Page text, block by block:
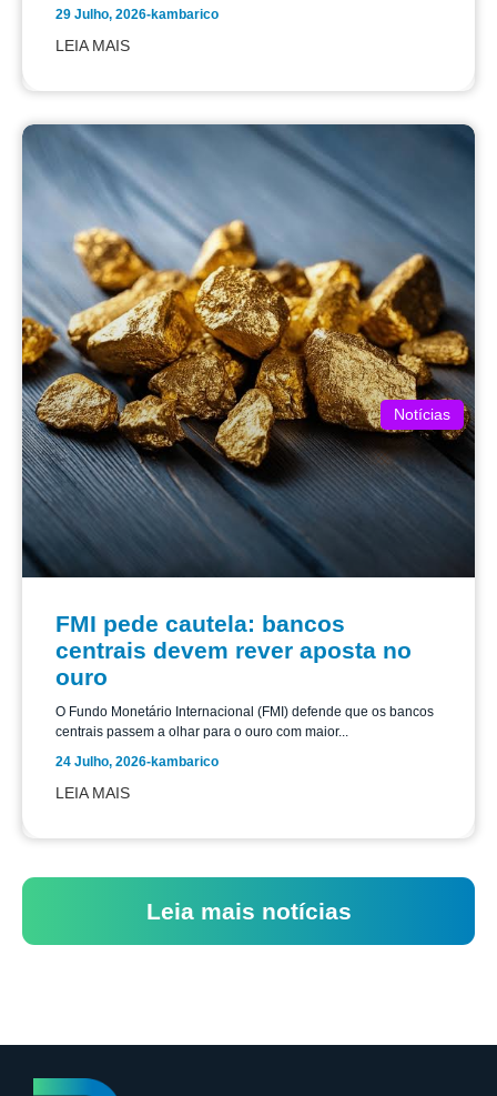
29 Julho, 2026-kambarico
LEIA MAIS
Notícias
FMI pede cautela: bancos
centrais devem rever aposta no
ouro
O Fundo Monetário Internacional (FMI) defende que os bancos
centrais passem a olhar para o ouro com maior...
24 Julho, 2026-kambarico
LEIA MAIS
Leia mais notícias